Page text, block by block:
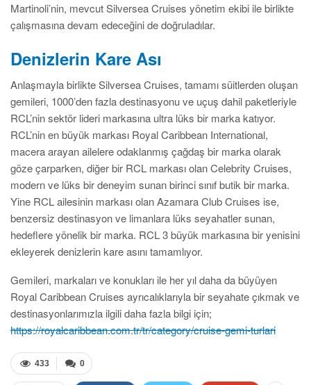
Martinoli’nin, mevcut Silversea Cruises yönetim ekibi ile birlikte
çalışmasına devam edeceğini de doğruladılar.
Denizlerin Kare Ası
Anlaşmayla birlikte Silversea Cruises, tamamı süitlerden oluşan
gemileri, 1000’den fazla destinasyonu ve uçuş dahil paketleriyle
RCL’nin sektör lideri markasına ultra lüks bir marka katıyor.
RCL’nin en büyük markası Royal Caribbean International,
macera arayan ailelere odaklanmış çağdaş bir marka olarak
göze çarparken, diğer bir RCL markası olan Celebrity Cruises,
modern ve lüks bir deneyim sunan birinci sınıf butik bir marka.
Yine RCL ailesinin markası olan Azamara Club Cruises ise,
benzersiz destinasyon ve limanlara lüks seyahatler sunan,
hedeflere yönelik bir marka. RCL 3 büyük markasına bir yenisini
ekleyerek denizlerin kare asını tamamlıyor.
Gemileri, markaları ve konukları ile her yıl daha da büyüyen
Royal Caribbean Cruises ayrıcalıklarıyla bir seyahate çıkmak ve
destinasyonlarımızla ilgili daha fazla bilgi için;
https://royalcaribbean.com.tr/tr/category/cruise-gemi-turlari
0
433